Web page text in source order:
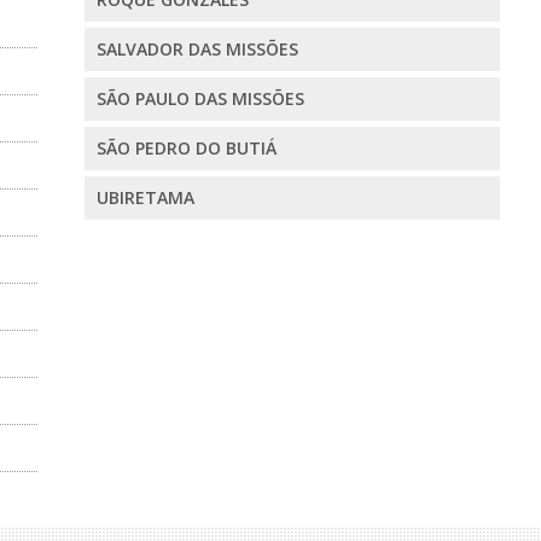
SALVADOR DAS MISSÕES
SÃO PAULO DAS MISSÕES
SÃO PEDRO DO BUTIÁ
UBIRETAMA